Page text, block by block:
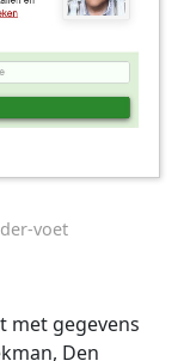
voet
met gegevens
Den